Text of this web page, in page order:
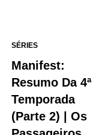
SÉRIES
Manifest:
Resumo Da 4ª
Temporada
(parte 2) | Os